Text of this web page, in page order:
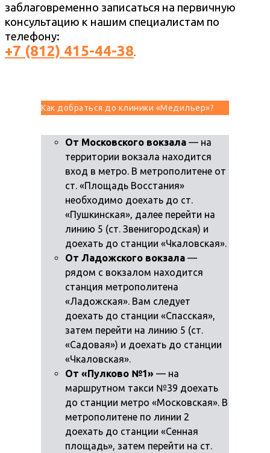
заблаговременно записаться на первичную
консультацию к нашим специалистам по
телефону:
+7 (812) 415-44-38.
Как добраться до клиники «Медильер»?
От Московского вокзала — на
территории вокзала находится
вход в метро. В метрополитене от
ст. «Площадь Восстания»
необходимо доехать до ст.
«Пушкинская», далее перейти на
линию 5 (ст. Звенигородская) и
доехать до станции «Чкаловская».
От Ладожского вокзала —
рядом с вокзалом находится
станция метрополитена
«Ладожская». Вам следует
доехать до станции «Спасская»,
затем перейти на линию 5 (ст.
«Садовая») и доехать до станции
«Чкаловская».
От «Пулково №1» — на
маршрутном такси №39 доехать
до станции метро «Московская». В
метрополитене по линии 2
доехать до станции «Сенная
площадь», затем перейти на ст.